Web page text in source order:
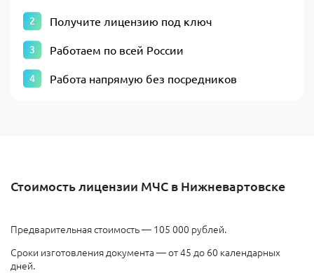
Получите лицензию под ключ
Работаем по всей России
Работа напрямую без посредников
Стоимость лицензии МЧС в Нижневартовске
Предварительная стоимость — 105 000 рублей.
Сроки изготовления документа — от 45 до 60 календарных
дней.